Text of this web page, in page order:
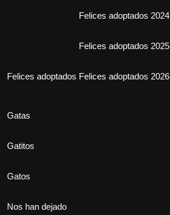
Felices adoptados
Felices adoptados 2024
Felices adoptados 2025
Felices adoptados 2026
Gatas
Gatitos
Gatos
Nos han dejado